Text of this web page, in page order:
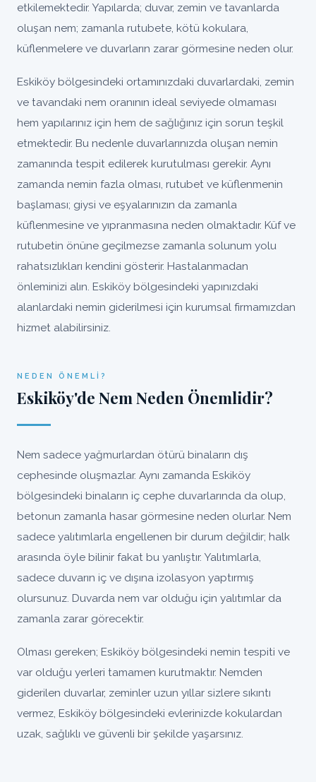
etkilemektedir. Yapılarda; duvar, zemin ve tavanlarda
oluşan nem; zamanla rutubete, kötü kokulara,
küflenmelere ve duvarların zarar görmesine neden olur.
Eskiköy bölgesindeki ortamınızdaki duvarlardaki, zemin
ve tavandaki nem oranının ideal seviyede olmaması
hem yapılarınız için hem de sağlığınız için sorun teşkil
etmektedir. Bu nedenle duvarlarınızda oluşan nemin
zamanında tespit edilerek kurutulması gerekir. Aynı
zamanda nemin fazla olması, rutubet ve küflenmenin
başlaması; giysi ve eşyalarınızın da zamanla
küflenmesine ve yıpranmasına neden olmaktadır. Küf ve
rutubetin önüne geçilmezse zamanla solunum yolu
rahatsızlıkları kendini gösterir. Hastalanmadan
önleminizi alın. Eskiköy bölgesindeki yapınızdaki
alanlardaki nemin giderilmesi için kurumsal firmamızdan
hizmet alabilirsiniz.
NEDEN ÖNEMLI?
Eskiköy'de Nem Neden Önemlidir?
Nem sadece yağmurlardan ötürü binaların dış
cephesinde oluşmazlar. Aynı zamanda Eskiköy
bölgesindeki binaların iç cephe duvarlarında da olup,
betonun zamanla hasar görmesine neden olurlar. Nem
sadece yalıtımlarla engellenen bir durum değildir; halk
arasında öyle bilinir fakat bu yanlıştır. Yalıtımlarla,
sadece duvarın iç ve dışına izolasyon yaptırmış
olursunuz. Duvarda nem var olduğu için yalıtımlar da
zamanla zarar görecektir.
Olması gereken; Eskiköy bölgesindeki nemin tespiti ve
var olduğu yerleri tamamen kurutmaktır. Nemden
giderilen duvarlar, zeminler uzun yıllar sizlere sıkıntı
vermez, Eskiköy bölgesindeki evlerinizde kokulardan
uzak, sağlıklı ve güvenli bir şekilde yaşarsınız.